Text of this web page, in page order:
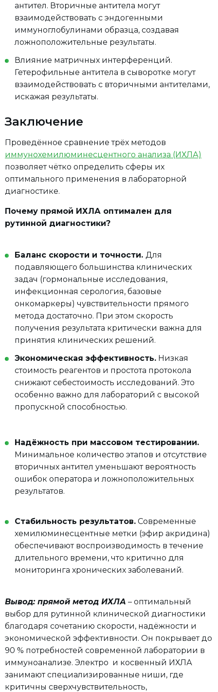
антител. Вторичные антитела могут
взаимодействовать с эндогенными
иммуноглобулинами образца, создавая
ложноположительные результаты.
Влияние матричных интерференций.
Гетерофильные антитела в сыворотке могут
взаимодействовать с вторичными антителами,
искажая результаты.
Заключение
Проведённое сравнение трёх методов
иммунохемилюминесцентного анализа (ИХЛА)
позволяет чётко определить сферы их
оптимального применения в лабораторной
диагностике.
Почему прямой ИХЛА оптимален для
рутинной диагностики?
Баланс скорости и точности. Для
подавляющего большинства клинических
задач (гормональные исследования,
инфекционная серология, базовые
онкомаркеры) чувствительности прямого
метода достаточно. При этом скорость
получения результата критически важна для
принятия клинических решений.
Экономическая эффективность. Низкая
стоимость реагентов и простота протокола
снижают себестоимость исследований. Это
особенно важно для лабораторий с высокой
пропускной способностью.
Надёжность при массовом тестировании.
Минимальное количество этапов и отсутствие
вторичных антител уменьшают вероятность
ошибок оператора и ложноположительных
результатов.
Стабильность результатов. Современные
хемилюминесцентные метки (эфир акридина)
обеспечивают воспроизводимость в течение
длительного времени, что критично для
мониторинга хронических заболеваний.
Вывод: прямой метод ИХЛА – оптимальный
выбор для рутинной клинической диагностики
благодаря сочетанию скорости, надёжности и
экономической эффективности. Он покрывает до
90 % потребностей современной лаборатории в
иммуноанализе. Электро и косвенный ИХЛА
занимают специализированные ниши, где
критичны сверхчувствительность,